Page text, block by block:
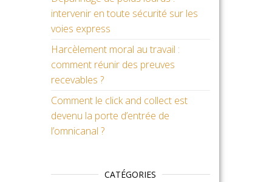
intervenir en toute sécurité sur les
voies express
Harcèlement moral au travail :
comment réunir des preuves
recevables ?
Comment le click and collect est
devenu la porte d’entrée de
l’omnicanal ?
CATÉGORIES